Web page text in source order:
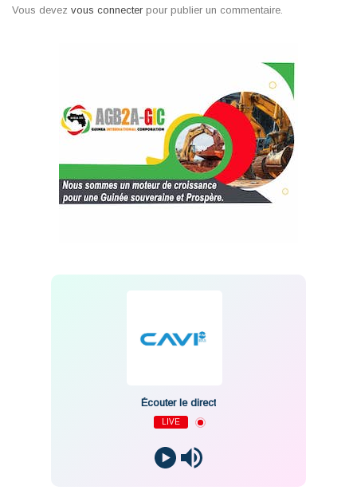
Vous devez vous connecter pour publier un commentaire.
Écouter le direct
LIVE